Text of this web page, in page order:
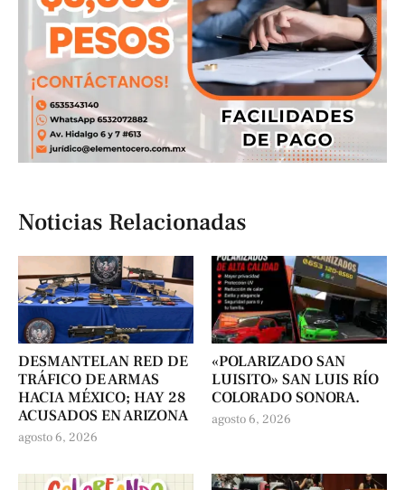
Noticias Relacionadas
DESMANTELAN RED DE
TRÁFICO DE ARMAS
HACIA MÉXICO; HAY 28
ACUSADOS EN ARIZONA
agosto 6, 2026
«POLARIZADO SAN
LUISITO» SAN LUIS RÍO
COLORADO SONORA.
agosto 6, 2026